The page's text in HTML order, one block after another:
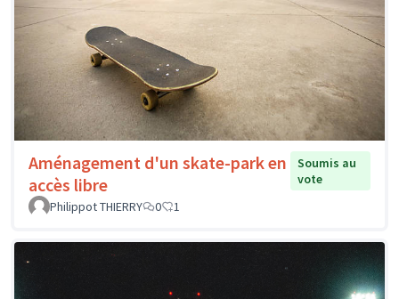
Aménagement d'un skate-park en
accès libre
Soumis au
vote
Philippot THIERRY
0 1